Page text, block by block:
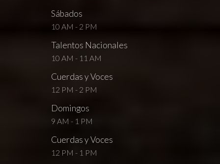
Sábados
10 AM - 2 PM
Talentos Nacionales
10 AM - 11 AM
Cuerdas y Voces
12 PM - 2 PM
Domingos
9 AM - 1 PM
Cuerdas y Voces
12 PM - 1 PM